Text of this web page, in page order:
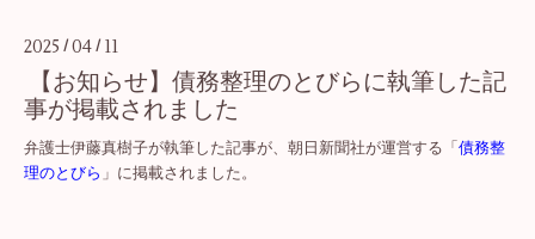
2025 / 04 / 11
【お知らせ】債務整理のとびらに執筆した記
事が掲載されました
弁護士伊藤真樹子が執筆した記事が、朝日新聞社が運営する「債務整
理のとびら 」に掲載されました。